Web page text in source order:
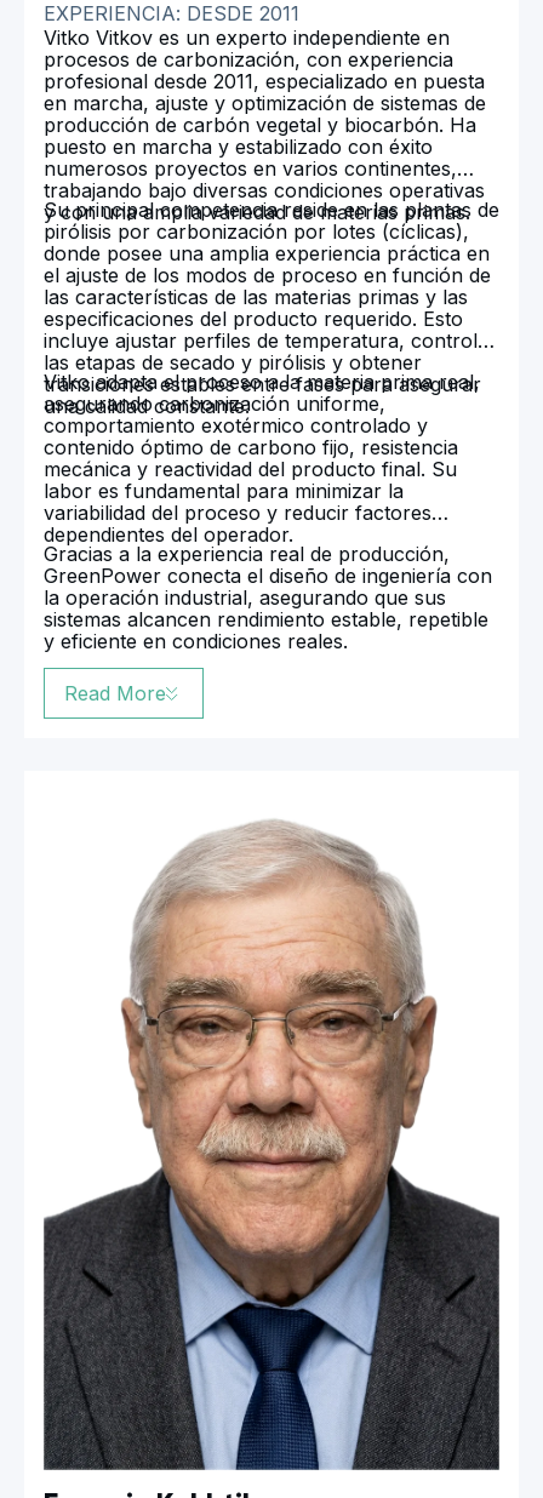
EXPERIENCIA: DESDE 2011
Vitko Vitkov es un experto independiente en
procesos de carbonización, con experiencia
profesional desde 2011, especializado en puesta
en marcha, ajuste y optimización de sistemas de
producción de carbón vegetal y biocarbón. Ha
puesto en marcha y estabilizado con éxito
numerosos proyectos en varios continentes,
trabajando bajo diversas condiciones operativas
y con una amplia variedad de materias primas.
Su principal competencia reside en las plantas de
pirólisis por carbonización por lotes (cíclicas),
donde posee una amplia experiencia práctica en
el ajuste de los modos de proceso en función de
las características de las materias primas y las
especificaciones del producto requerido. Esto
incluye ajustar perfiles de temperatura, controlar
las etapas de secado y pirólisis y obtener
transiciones estables entre fases para asegurar
una calidad constante.
Vitko adapta el proceso a la materia prima real,
asegurando carbonización uniforme,
comportamiento exotérmico controlado y
contenido óptimo de carbono fijo, resistencia
mecánica y reactividad del producto final. Su
labor es fundamental para minimizar la
variabilidad del proceso y reducir factores
dependientes del operador.
Gracias a la experiencia real de producción,
GreenPower conecta el diseño de ingeniería con
la operación industrial, asegurando que sus
sistemas alcancen rendimiento estable, repetible
y eficiente en condiciones reales.
Read More